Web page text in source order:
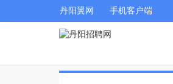
丹阳翼网 手机客户端